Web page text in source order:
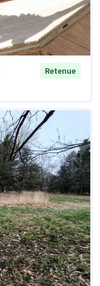
Retenue